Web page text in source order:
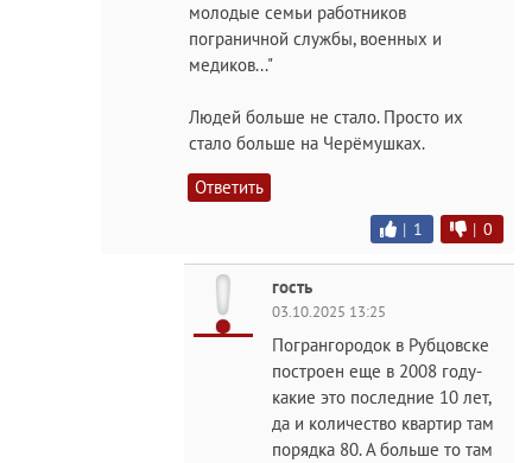
молодые семьи работников
пограничной службы, военных и
медиков..."
Людей больше не стало. Просто их
стало больше на Черёмушках.
Ответить
| 1 | 0
гость
03.10.2025 13:25
Погрангородок в Рубцовске
построен еще в 2008 году-
какие это последние 10 лет,
да и количество квартир там
порядка 80. А больше то там